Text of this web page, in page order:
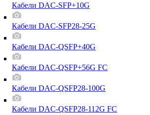
Кабели DAC-SFP+10G
Кабели DAC-SFP28-25G
Кабели DAC-QSFP+40G
Кабели DAC-QSFP+56G FC
Кабели DAC-QSFP28-100G
Кабели DAC-QSFP28-112G FC